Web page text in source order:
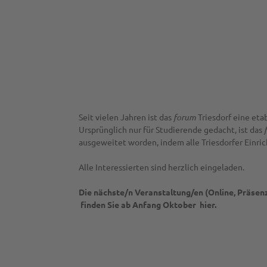
Seit vielen Jahren ist das forumTriesdorf eine
Ursprünglich nur für Studierende gedacht, ist das
ausgeweitet worden, indem alle Triesdorfer
Alle Interessierten sind herzlich eingeladen.
Die nächste/n Veranstaltung/en (Online,
finden Sie ab Anfang Oktober hier.